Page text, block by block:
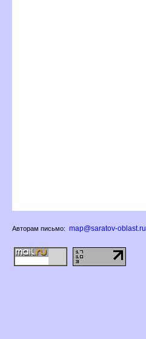
Авторам письмо: map@saratov-oblast.ru